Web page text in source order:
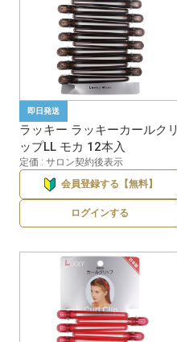
即日発送
ラッキー ラッキーカールクリ
ップLL モカ 12本入
定価 : サロン契約後表示
会員登録する【無料】
ログインする